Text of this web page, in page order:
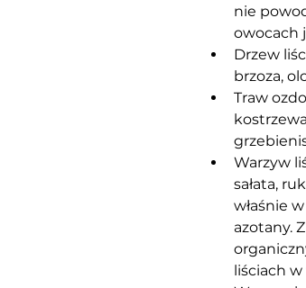
nie
owocach
Drzew
brzoza,
Traw
Warzyw
sałata,
właśnie
azotany.
liściach